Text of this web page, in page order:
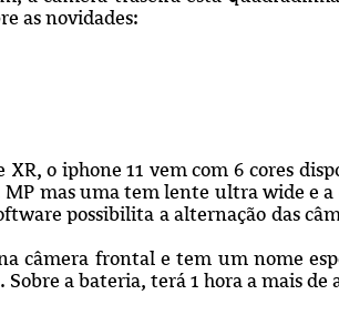
as novidades:
o iphone 11 vem com 6 cores
MP mas uma tem lente ultra wide e
possibilita a alternação das
câmera frontal e tem um nome
Sobre a bateria, terá 1 hora a mais